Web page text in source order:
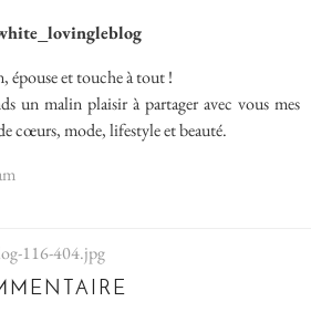
épouse et touche à tout !
un malin plaisir à partager avec vous mes
cœurs, mode, lifestyle et beauté.
116-404.jpg